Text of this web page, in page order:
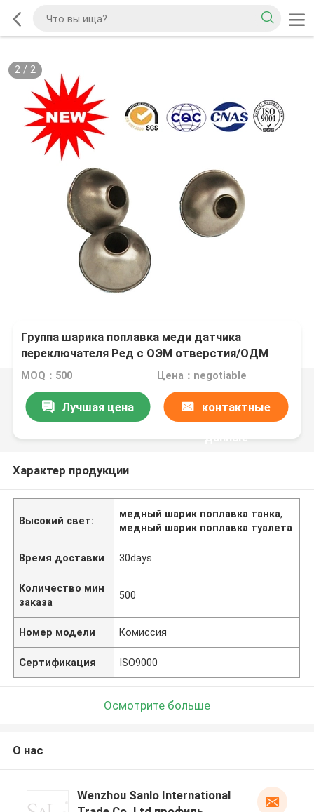
2/ 2
Группа шарика поплавка меди датчика
переключателя Ред с ОЭМ отверстия/ОДМ
доступным
MOQ：500 Цена：negotiable
Лучшая цена контактные
данные
Характер продукции
Высокий свет:
медный шарик поплавка танка,
медный шарик поплавка туалета
Время доставки 30days
Количество мин
заказа
500
Номер модели Комиссия
Сертификация ISO9000
Осмотрите больше
О нас
Wenzhou Sanlo International